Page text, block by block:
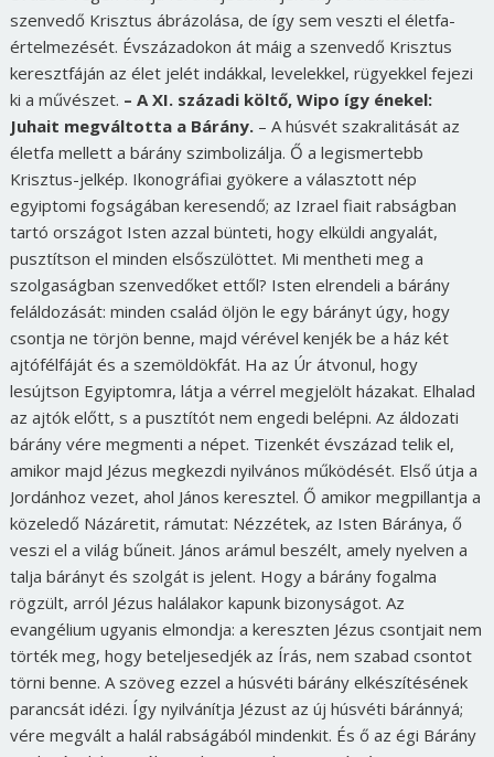
szenvedő Krisztus ábrázolása, de így sem veszti el életfa-
értelmezését. Évszázadokon át máig a szenvedő Krisztus
keresztfáján az élet jelét indákkal, levelekkel, rügyekkel fejezi
ki a művészet. – A XI. századi költő, Wipo így énekel:
Juhait megváltotta a Bárány.– A húsvét szakralitását az
életfa mellett a bárány szimbolizálja. Ő a legismertebb
Krisztus-jelkép. Ikonográfiai gyökere a választott nép
egyiptomi fogságában keresendő; az Izrael fiait rabságban
tartó országot Isten azzal bünteti, hogy elküldi angyalát,
pusztítson el minden elsőszülöttet. Mi mentheti meg a
szolgaságban szenvedőket ettől? Isten elrendeli a bárány
feláldozását: minden család öljön le egy bárányt úgy, hogy
csontja ne törjön benne, majd vérével kenjék be a ház két
ajtófélfáját és a szemöldökfát. Ha az Úr átvonul, hogy
lesújtson Egyiptomra, látja a vérrel megjelölt házakat. Elhalad
az ajtók előtt, s a pusztítót nem engedi belépni. Az áldozati
bárány vére megmenti a népet. Tizenkét évszázad telik el,
amikor majd Jézus megkezdi nyilvános működését. Első útja a
Jordánhoz vezet, ahol János keresztel. Ő amikor megpillantja a
közeledő Názáretit, rámutat: Nézzétek, az Isten Báránya, ő
veszi el a világ bűneit. János arámul beszélt, amely nyelven a
talja bárányt és szolgát is jelent. Hogy a bárány fogalma
rögzült, arról Jézus halálakor kapunk bizonyságot. Az
evangélium ugyanis elmondja: a kereszten Jézus csontjait nem
törték meg, hogy beteljesedjék az Írás, nem szabad csontot
törni benne. A szöveg ezzel a húsvéti bárány elkészítésének
parancsát idézi. Így nyilvánítja Jézust az új húsvéti báránnyá;
vére megvált a halál rabságából mindenkit. És ő az égi Bárány